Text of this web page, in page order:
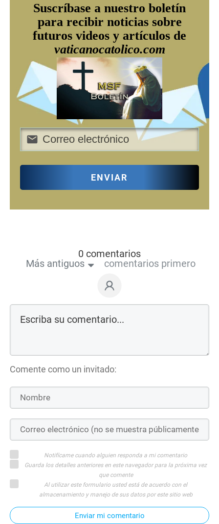
Suscríbase a nuestro boletín
para recibir noticias sobre
futuros videos y artículos de
vaticanocatolico.com
ENVIAR
0 comentarios
Más antiguos
comentarios primero
Comente como un invitado:
Notifícame cuando alguien responda a mi comentario
Guarda los detalles anteriores en este navegador para la próxima vez
que comente
Al utilizar este formulario usted está de acuerdo con el
almacenamiento y manejo de sus datos por este sitio web
Enviar mi comentario